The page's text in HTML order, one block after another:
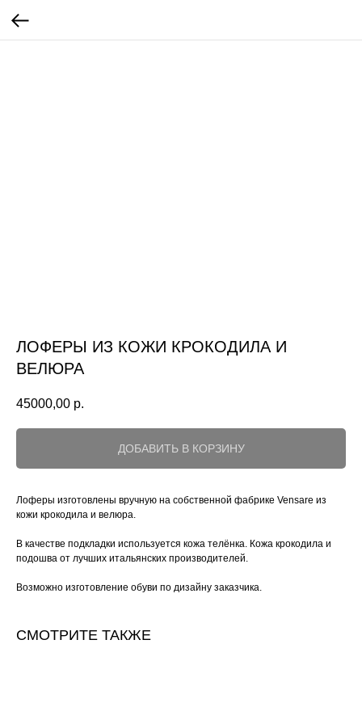
ЛОФЕРЫ ИЗ КОЖИ КРОКОДИЛА И
ВЕЛЮРА
45000,00 р.
ДОБАВИТЬ В КОРЗИНУ
Лоферы изготовлены вручную на собственной фабрике Vensare из
кожи крокодила и велюра.
В качестве подкладки используется кожа телёнка. Кожа крокодила и
подошва от лучших итальянских производителей.
Возможно изготовление обуви по дизайну заказчика.
СМОТРИТЕ ТАКЖЕ